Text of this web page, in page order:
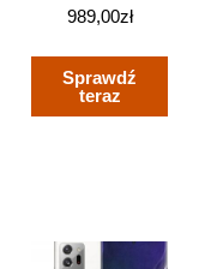
989,00zł
Sprawdź
teraz